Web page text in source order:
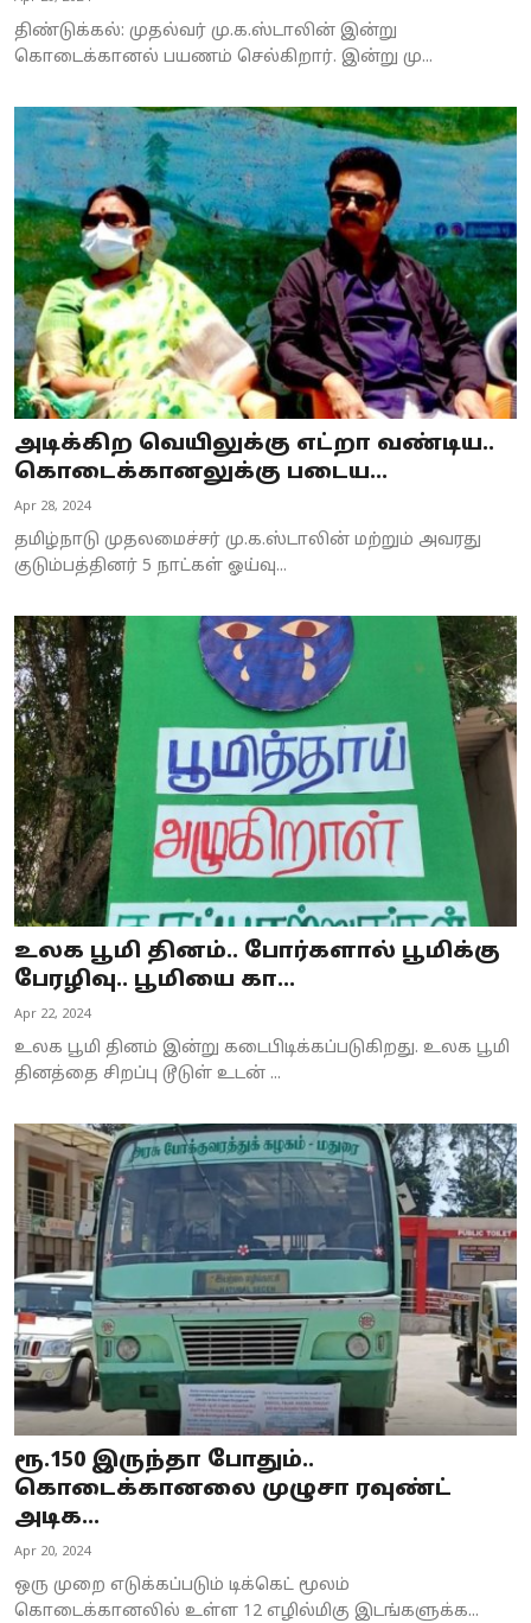
திண்டுக்கல்: முதல்வர் மு.க.ஸ்டாலின் இன்று
கொடைக்கானல் பயணம் செல்கிறார். இன்று மு...
அடிக்கிற வெயிலுக்கு எட்றா வண்டிய..
கொடைக்கானலுக்கு படைய...
Apr 28, 2024
தமிழ்நாடு முதலமைச்சர் மு.க.ஸ்டாலின் மற்றும் அவரது
குடும்பத்தினர் 5 நாட்கள் ஓய்வு...
உலக பூமி தினம்.. போர்களால் பூமிக்கு
பேரழிவு.. பூமியை கா...
Apr 22, 2024
உலக பூமி தினம் இன்று கடைபிடிக்கப்படுகிறது. உலக பூமி
தினத்தை சிறப்பு டூடுள் உடன் ...
ரூ.150 இருந்தா போதும்..
கொடைக்கானலை முழுசா ரவுண்ட்
அடிக...
Apr 20, 2024
ஒரு முறை எடுக்கப்படும் டிக்கெட் மூலம்
கொடைக்கானலில் உள்ள 12 எழில்மிகு இடங்களுக்க...